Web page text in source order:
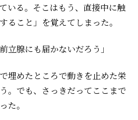
いる。そこはもう、直接中に触
ること」を覚えてしまった。
立腺にも届かないだろう」
埋めたところで動きを止めた栄
。でも、さっきだってここまで
た。